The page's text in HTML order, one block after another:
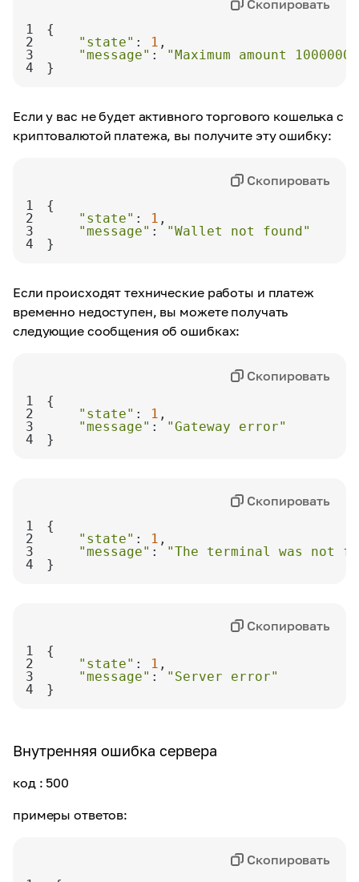
1
2
"state" : 1
3
"message" :
"Maximum amount
4
}
Скопировать
Если у вас не будет активного торгового кошелька с
криптовалютой платежа, вы получите эту ошибку:
1
2
"state" : 1
3
"message" :
"Wallet not found"
4
}
Скопировать
Если происходят технические работы и платеж
временно недоступен, вы можете получать
следующие сообщения об ошибках:
1
2
"state" : 1
3
"message" :
"Gateway error"
4
}
Скопировать
1
2
"state" : 1
3
"message" :
"The terminal was not
4
}
Скопировать
1
2
"state" : 1
3
"message" :
"Server error"
4
}
Скопировать
Внутренняя ошибка сервера
код: 500
примеры ответов:
Скопировать